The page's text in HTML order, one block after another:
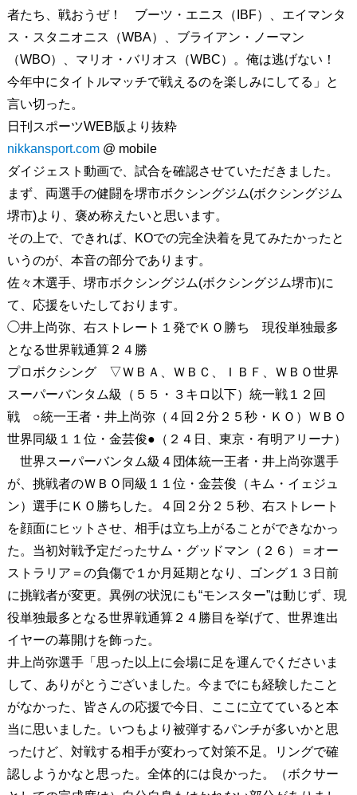
者たち、戦おうぜ！ ブーツ・エニス（IBF）、エイマンタ
ス・スタニオニス（WBA）、ブライアン・ノーマン
（WBO）、マリオ・バリオス（WBC）。俺は逃げない！
今年中にタイトルマッチで戦えるのを楽しみにしてる」と
言い切った。
日刊スポーツWEB版より抜粋
nikkansport.com@ mobile
ダイジェスト動画で、試合を確認させていただきました。
まず、両選手の健闘を堺市ボクシングジム(ボクシングジム
堺市)より、褒め称えたいと思います。
その上で、できれば、KOでの完全決着を見てみたかったと
いうのが、本音の部分であります。
佐々木選手、堺市ボクシングジム(ボクシングジム堺市)に
て、応援をいたしております。
◯井上尚弥、右ストレート１発でＫＯ勝ち 現役単独最多
となる世界戦通算２４勝
プロボクシング ▽ＷＢＡ、ＷＢＣ、ＩＢＦ、ＷＢＯ世界
スーパーバンタム級（５５・３キロ以下）統一戦１２回
戦 ○統一王者・井上尚弥（４回２分２５秒・ＫＯ）ＷＢＯ
世界同級１１位・金芸俊●（２４日、東京・有明アリーナ）
世界スーパーバンタム級４団体統一王者・井上尚弥選手
が、挑戦者のＷＢＯ同級１１位・金芸俊（キム・イェジュ
ン）選手にＫＯ勝ちした。４回２分２５秒、右ストレート
を顔面にヒットさせ、相手は立ち上がることができなかっ
た。当初対戦予定だったサム・グッドマン（２６）＝オー
ストラリア＝の負傷で１か月延期となり、ゴング１３日前
に挑戦者が変更。異例の状況にも“モンスター”は動じず、現
役単独最多となる世界戦通算２４勝目を挙げて、世界進出
イヤーの幕開けを飾った。
井上尚弥選手「思った以上に会場に足を運んでくださいま
して、ありがとうございました。今までにも経験したこと
がなかった、皆さんの応援で今日、ここに立てていると本
当に思いました。いつもより被弾するパンチが多いかと思
ったけど、対戦する相手が変わって対策不足。リングで確
認しようかなと思った。全体的には良かった。（ボクサー